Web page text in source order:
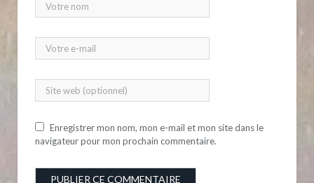
Enregistrer mon nom, mon e-mail et mon site dans le
navigateur pour mon prochain commentaire.